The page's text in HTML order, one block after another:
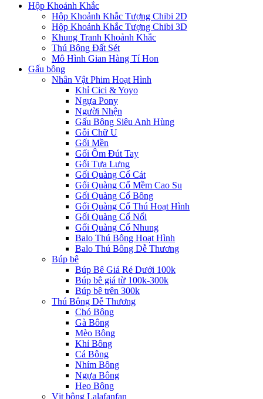
Hộp Khoảnh Khắc
Hộp Khoảnh Khắc Tượng Chibi 2D
Hộp Khoảnh Khắc Tượng Chibi 3D
Khung Tranh Khoảnh Khắc
Thú Bông Đất Sét
Mô Hình Gian Hàng Tí Hon
Gấu bông
Nhân Vật Phim Hoạt Hình
Khỉ Cici & Yoyo
Ngựa Pony
Người Nhện
Gấu Bông Siêu Anh Hùng
Gỗi Chữ U
Gối Mền
Gối Ôm Đút Tay
Gối Tựa Lưng
Gối Quàng Cổ Cát
Gối Quàng Cổ Mềm Cao Su
Gối Quàng Cổ Bông
Gối Quàng Cổ Thú Hoạt Hình
Gối Quàng Cổ Nổi
Gối Quàng Cổ Nhung
Balo Thú Bông Hoạt Hình
Balo Thú Bông Dễ Thương
Búp bê
Búp Bê Giá Rẻ Dưới 100k
Búp bê giá từ 100k-300k
Búp bê trên 300k
Thú Bông Dễ Thương
Chó Bông
Gà Bông
Mèo Bông
Khỉ Bông
Cá Bông
Nhím Bông
Ngựa Bông
Heo Bông
Vịt bông Lalafanfan